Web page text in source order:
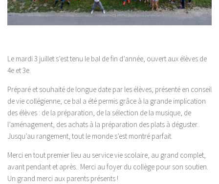
Le mardi 3 juillet s’est tenu le bal de fin d’année, ouvert aux élèves de
4e et 3e.
Préparé et souhaité de longue date par les élèves, présenté en conseil
de vie collégienne, ce bal a été permis grâce à la grande implication
des élèves : de la préparation, de la sélection de la musique, de
l’aménagement, des achats à la préparation des plats à déguster..
Jusqu’au rangement, tout le monde s’est montré parfait.
Merci en tout premier lieu au service vie scolaire, au grand complet,
avant pendant et après.. Merci au foyer du collège pour son soutien.
Un grand merci aux parents présents !